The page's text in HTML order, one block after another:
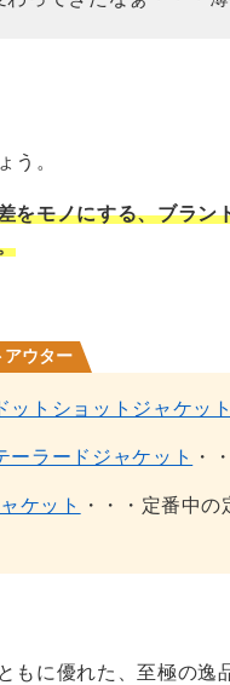
う。
をモノにする、ブラン
アウター
ットショットジャケット
ーラードジャケット ・
ケット
・・・定番中
もに優れた、至極の逸